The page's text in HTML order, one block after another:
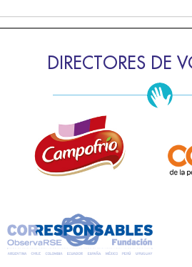
DIRECTORES DE